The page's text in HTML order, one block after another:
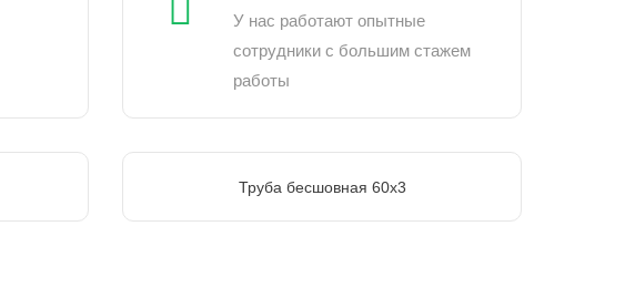
У нас работают опытные
сотрудники с большим стажем
работы
Труба бесшовная 60х3